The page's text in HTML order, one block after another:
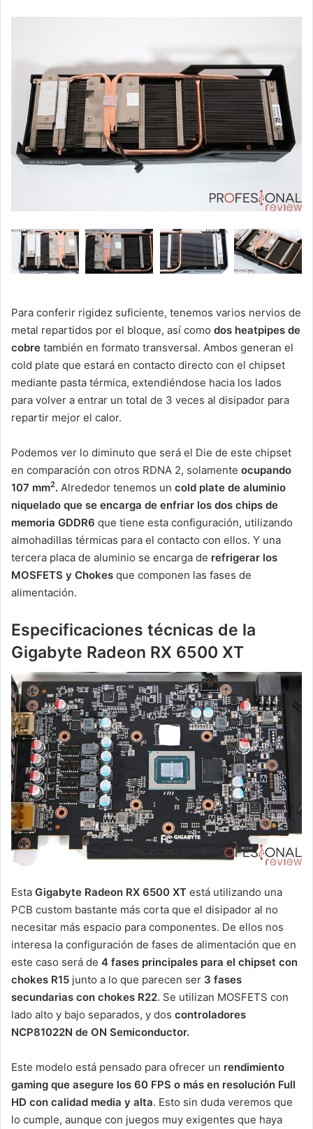
Para conferir rigidez suficiente, tenemos varios nervios de
metal repartidos por el bloque, así como dos heatpipes de
cobre también en formato transversal. Ambos generan el
cold plate que estará en contacto directo con el chipset
mediante pasta térmica, extendiéndose hacia los lados
para volver a entrar un total de 3 veces al disipador para
repartir mejor el calor.
Podemos ver lo diminuto que será el Die de este chipset
en comparación con otros RDNA 2, solamente ocupando
107 mm2. Alrededor tenemos un cold plate de aluminio
niquelado que se encarga de enfriar los dos chips de
memoria GDDR6 que tiene esta configuración, utilizando
almohadillas térmicas para el contacto con ellos. Y una
tercera placa de aluminio se encarga de refrigerar los
MOSFETS y Chokes que componen las fases de
alimentación.
Especificaciones técnicas de la
Gigabyte Radeon RX 6500 XT
Esta Gigabyte Radeon RX 6500 XT está utilizando una
PCB custom bastante más corta que el disipador al no
necesitar más espacio para componentes. De ellos nos
interesa la configuración de fases de alimentación que en
este caso será de 4 fases principales para el chipset con
chokes R15 junto a lo que parecen ser 3 fases
secundarias con chokes R22. Se utilizan MOSFETS con
lado alto y bajo separados, y dos controladores
NCP81022N de ON Semiconductor.
Este modelo está pensado para ofrecer un rendimiento
gaming que asegure los 60 FPS o más en resolución Full
HD con calidad media y alta. Esto sin duda veremos que
lo cumple, aunque con juegos muy exigentes que haya